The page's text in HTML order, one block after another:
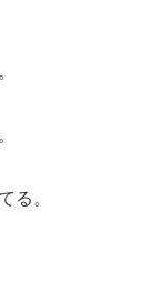
る。